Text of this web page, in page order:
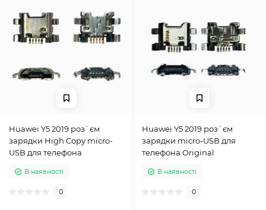
Huawei Y5 2019 роз`єм
зарядки High Copy micro-
USB для телефона
В наявності
0
Huawei Y5 2019 роз`єм
зарядки micro-USB для
телефона Original
В наявності
0